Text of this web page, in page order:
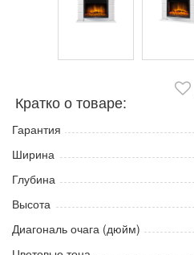
Кратко о товаре:
Гарантия
Ширина
Глубина
Высота
Диагональ очага (дюйм)